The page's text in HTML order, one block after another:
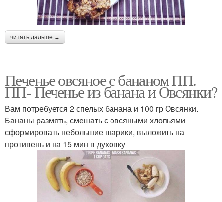
читать дальше →
Печенье овсяное с бананом ПП.
ПП- Печенье из банана и Овсянки?
Вам потребуется 2 спелых банана и 100 гр Овсянки.
Бананы размять, смешать с овсяными хлопьями
сформировать небольшие шарики, выложить на
противень и на 15 мин в духовку